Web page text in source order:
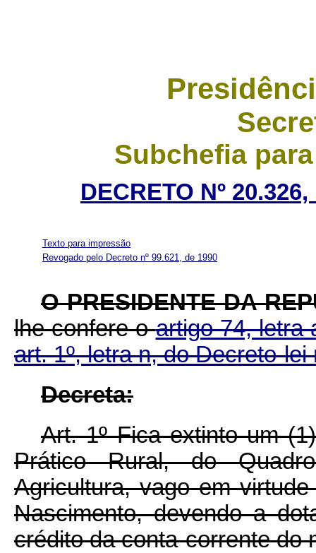
Subchefia
DECRETO Nº
Texto para impressão
Revogado pelo Decreto nº 99.621, de 1990
O PRESIDENTE DA
lhe confere oartigo 74, letra
art. 1º, letra n, do Decreto-
Decreta:
Art. 1º Fica extinto um
Prático Rural, do
Agricultura, vago em
Nascimento, devendo a
crédito da conta-corrente do